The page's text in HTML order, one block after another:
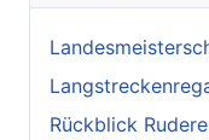
Rückblick